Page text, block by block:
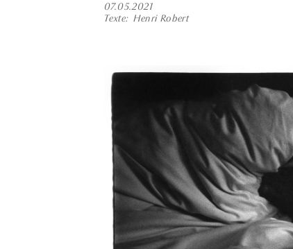
07.05.2021
Texte
Henri Robert